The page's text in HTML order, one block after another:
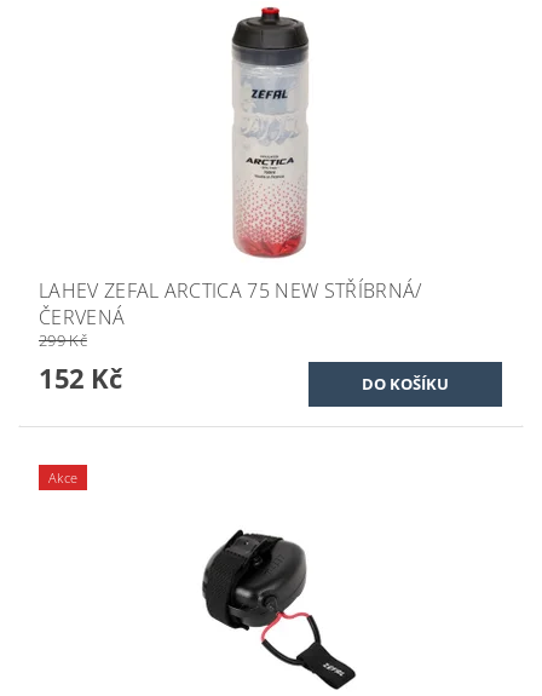
LAHEV ZEFAL ARCTICA 75 NEW STŘÍBRNÁ/
ČERVENÁ
299 Kč
152 Kč
Akce